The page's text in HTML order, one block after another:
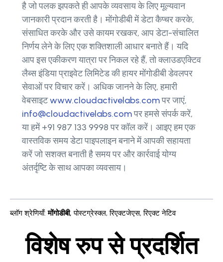
है जो पलक झपकते ही आपके व्यवसाय के लिए मूल्यवान
जानकारी प्रदान करती है। मोंगोडीबी में डेटा कैप्चर करके,
संसाधित करके और उसे कायम रखकर, आप डेटा-संचालित
निर्णय लेने के लिए एक शक्तिशाली आधार बनाते हैं। यदि
आप इस एकीकरण यात्रा पर निकल रहे हैं, तो क्लाउडएक्टिव
लैब्स इंडिया प्राइवेट लिमिटेड की हायर मोंगोडीबी डेवलपर
सेवाओं पर विचार करें। अधिक जानने के लिए, हमारी
वेबसाइटwww.cloudactivelabs.comपर जाएं,
info@cloudactivelabs.comपर हमसे संपर्क करें,
या हमें +91 987 133 9998 पर कॉल करें। आइए हम एक
वास्तविक समय डेटा पाइपलाइन बनाने में आपकी सहायता
करें जो सशक्त बनाती है समय पर और कार्रवाई योग्य
अंतर्दृष्टि के साथ आपका व्यवसाय।
ब्लॉग श्रेणियाँ: मोंगोडीबी, पोस्टग्रेस्क्ल,रिएक्टजेएस,रिएक्ट नेटिव
विशेष रुप से प्रदर्शित